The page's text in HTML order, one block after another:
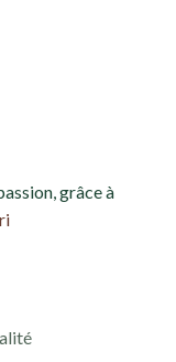
grâce à